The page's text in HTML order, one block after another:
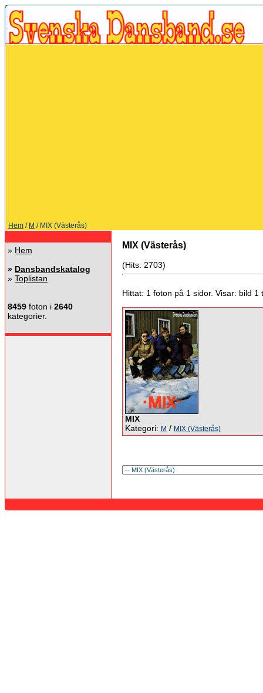
Hem / M / MIX (Västerås)
» Hem
» Dansbandskatalog
» Toplistan
8459 foton i 2640
kategorier.
MIX (Västerås)
(Hits: 2703)
Hittat: 1 foton på 1 sidor. Visar: bild 1
MIX
Kategori: M / MIX (Västerås)